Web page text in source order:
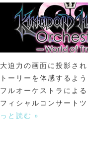
大迫力の画面に投影さ
トーリーを体感するよ
フルオーケストラによ
フィシャルコンサート
っと読む »